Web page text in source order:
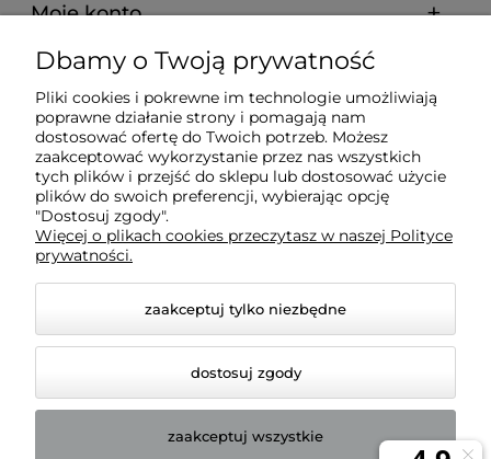
Moje konto
Pomoc
O nas
BADREX FHU S.C. Marcin Fuhl, Robert Fuhl | NIP:
7543081443 | REGON: 161576169
Dbamy o Twoją prywatność
Pliki cookies i pokrewne im technologie umożliwiają
poprawne działanie strony i pomagają nam
dostosować ofertę do Twoich potrzeb. Możesz
zaakceptować wykorzystanie przez nas wszystkich
tych plików i przejść do sklepu lub dostosować użycie
plików do swoich preferencji, wybierając opcję
"Dostosuj zgody".
Więcej o plikach cookies przeczytasz w naszej Polityce
prywatności.
zaakceptuj tylko niezbędne
dostosuj zgody
zaakceptuj wszystkie